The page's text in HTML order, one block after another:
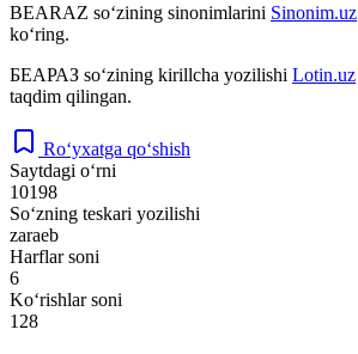
BEARAZ so‘zining sinonimlarini Sinonim.uz
ko‘ring.
БЕАРАЗ so‘zining kirillcha yozilishi Lotin.uz
taqdim qilingan.
Ro‘yxatga qo‘shish
Saytdagi o‘rni
10198
So‘zning teskari yozilishi
zaraeb
Harflar soni
6
Ko‘rishlar soni
128